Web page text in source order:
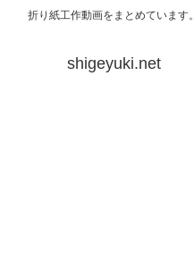
折り紙工作動画をまとめています。
shigeyuki.net